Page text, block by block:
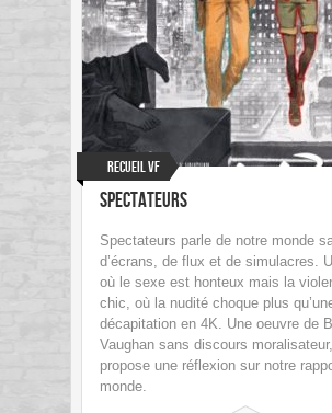
Recueil VF
Spectateurs
Spectateurs parle de notre monde
d’écrans, de flux et de simulacres.
où le sexe est honteux mais la
chic, où la nudité choque plus
décapitation en 4K. Une oeuvre de
Vaughan sans discours
propose une réflexion sur notre
monde.